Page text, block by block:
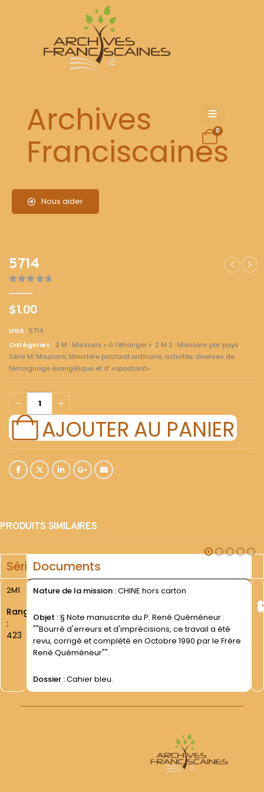
Archives
Franciscaines
Nous aider
0
5714
$1.00
UGS : 5714
Catégories : 2 M : Missions « à l'étranger », 2 M 2 : Missions par pays,
Série M: Missions, Ministère pastoral ordinaire, activités diverses de
témoignage évangélique et d' «apostolat»
AJOUTER AU PANIER
PRODUITS SIMILAIRES
SérieDocuments
2M1
Rang
:
423
Nature de la mission :CHINE hors carton
Objet :§ Note manuscrite du P. René Quéméneur :
""Bourré d'erreurs et d'imprécisions, ce travail a été
revu, corrigé et complété en Octobre 1990 par le Frère
René Quéméneur"".
Dossier :Cahier bleu.